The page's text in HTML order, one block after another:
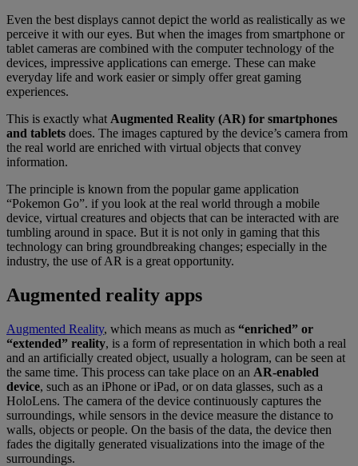
Even the best displays cannot depict the world as realistically as we
perceive it with our eyes. But when the images from smartphone or
tablet cameras are combined with the computer technology of the
devices, impressive applications can emerge. These can make
everyday life and work easier or simply offer great gaming
experiences.
This is exactly what Augmented Reality (AR) for smartphones
and tablets does. The images captured by the device’s camera from
the real world are enriched with virtual objects that convey
information.
The principle is known from the popular game application
“Pokemon Go”. if you look at the real world through a mobile
device, virtual creatures and objects that can be interacted with are
tumbling around in space. But it is not only in gaming that this
technology can bring groundbreaking changes; especially in the
industry, the use of AR is a great opportunity.
Augmented reality apps
Augmented Reality, which means as much as “enriched” or
“extended” reality, is a form of representation in which both a real
and an artificially created object, usually a hologram, can be seen at
the same time. This process can take place on an AR-enabled
device, such as an iPhone or iPad, or on data glasses, such as a
HoloLens. The camera of the device continuously captures the
surroundings, while sensors in the device measure the distance to
walls, objects or people. On the basis of the data, the device then
fades the digitally generated visualizations into the image of the
surroundings.